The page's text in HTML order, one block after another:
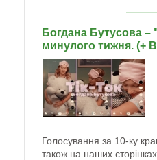
Богдана Бутусова –
минулого тижня. (+
Голосування за 10-ку
також на наших